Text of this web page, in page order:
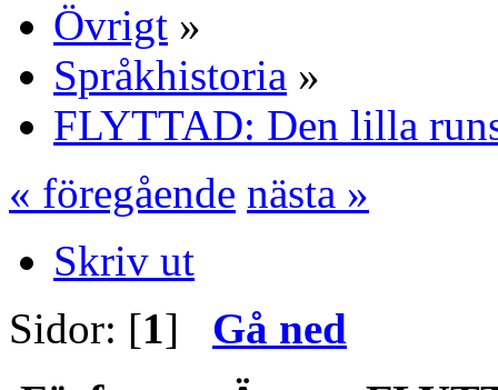
Övrigt »
Språkhistoria »
FLYTTAD: Den lilla
« föregående nästa »
Skriv ut
Sidor: [1] Gå ned